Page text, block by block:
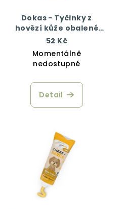
Dokas - Tyčinky z
hovězí kůže obalené
kachním 50 g
52 Kč
Momentálně
nedostupné
Detail